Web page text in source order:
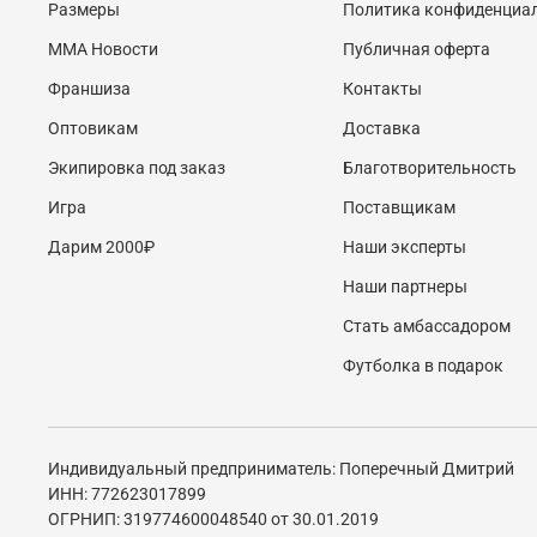
Размеры
MMA Новости
Франшиза
Оптовикам
Экипировка под заказ
Игра
Дарим 2000₽
Политика
Публичная оферта
Контакты
Доставка
Благотворительность
Поставщикам
Наши эксперты
Наши партнеры
Стать амбассадором
Футболка в подарок
Индивидуальный предприниматель: Поперечный Дмитрий
ИНН: 772623017899
ОГРНИП: 319774600048540 от 30.01.2019